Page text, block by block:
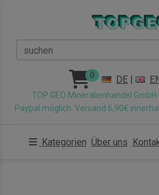
suchen
0 DE |
TOP GEO Mineralienhandel
Paypal möglich. Versand 6,90€
Kategorien Über uns